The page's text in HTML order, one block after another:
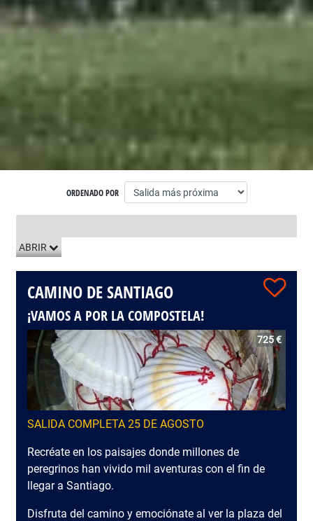
ORDENADO POR
ABRIR
CAMINO DE SANTIAGO
¡VAMOS A POR LA COMPOSTELA!
725 €
SALIDA COMPLETA 25 DE AGOSTO
Recréate en los paisajes donde millones de
peregrinos han vivido mil aventuras con el fin de
llegar a Santiago.
Disfruta del camino y emociónate al ver la plaza del